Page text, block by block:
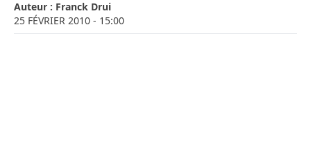
Auteur : Franck Drui
25 FÉVRIER 2010 - 15:00